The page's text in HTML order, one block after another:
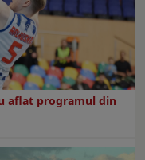
aflat programul din